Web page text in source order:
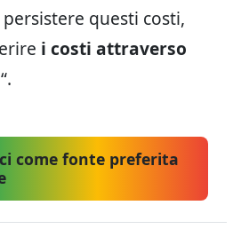
questi costi,
i costi attraverso
“.
come fonte preferita